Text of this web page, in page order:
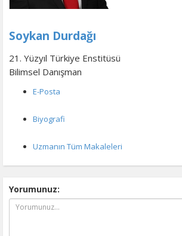
Soykan Durdağı
21. Yüzyıl Türkiye Enstitüsü
Bilimsel Danışman
E-Posta
Biyografi
Uzmanın Tüm Makaleleri
Yorumunuz: